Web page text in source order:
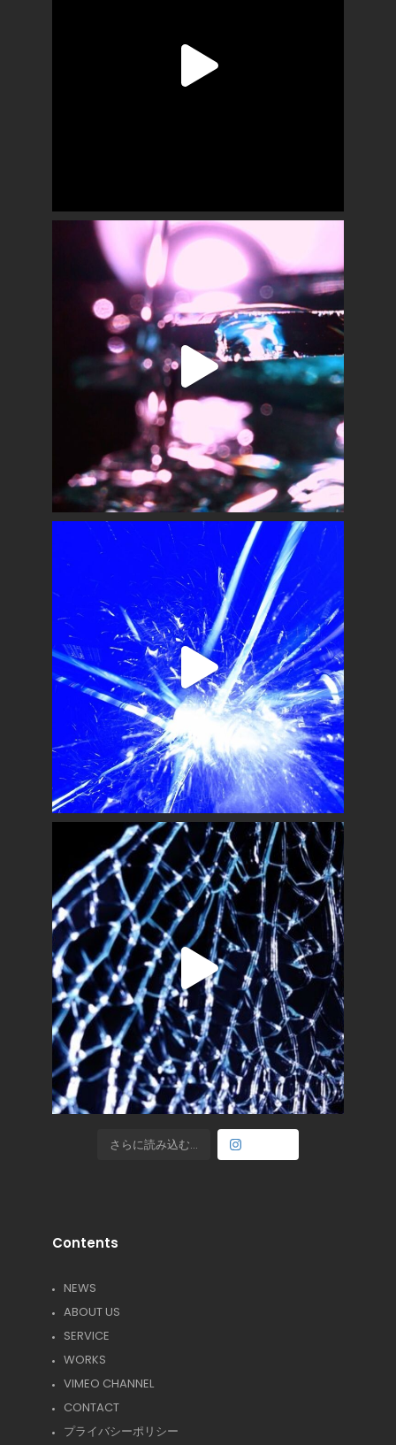
さらに読み込む...
Contents
NEWS
ABOUT US
SERVICE
WORKS
VIMEO CHANNEL
CONTACT
プライバシーポリシー